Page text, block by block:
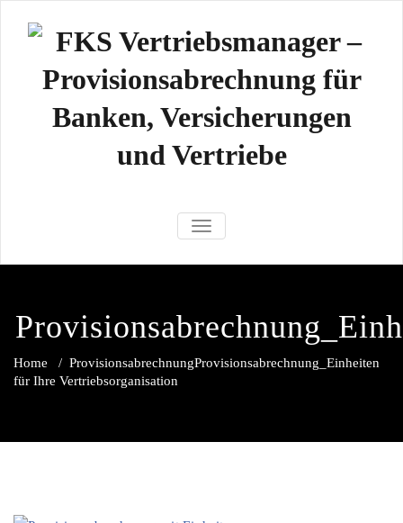
Inhalt
für
professionelle modulare Software.
Callcentersteuerung
NAVIGATION UMSCHALTEN
Home / Provisionsabrechnung
für Ihre Vertriebsorganisation
Provisionsabrechnung_Einheiten